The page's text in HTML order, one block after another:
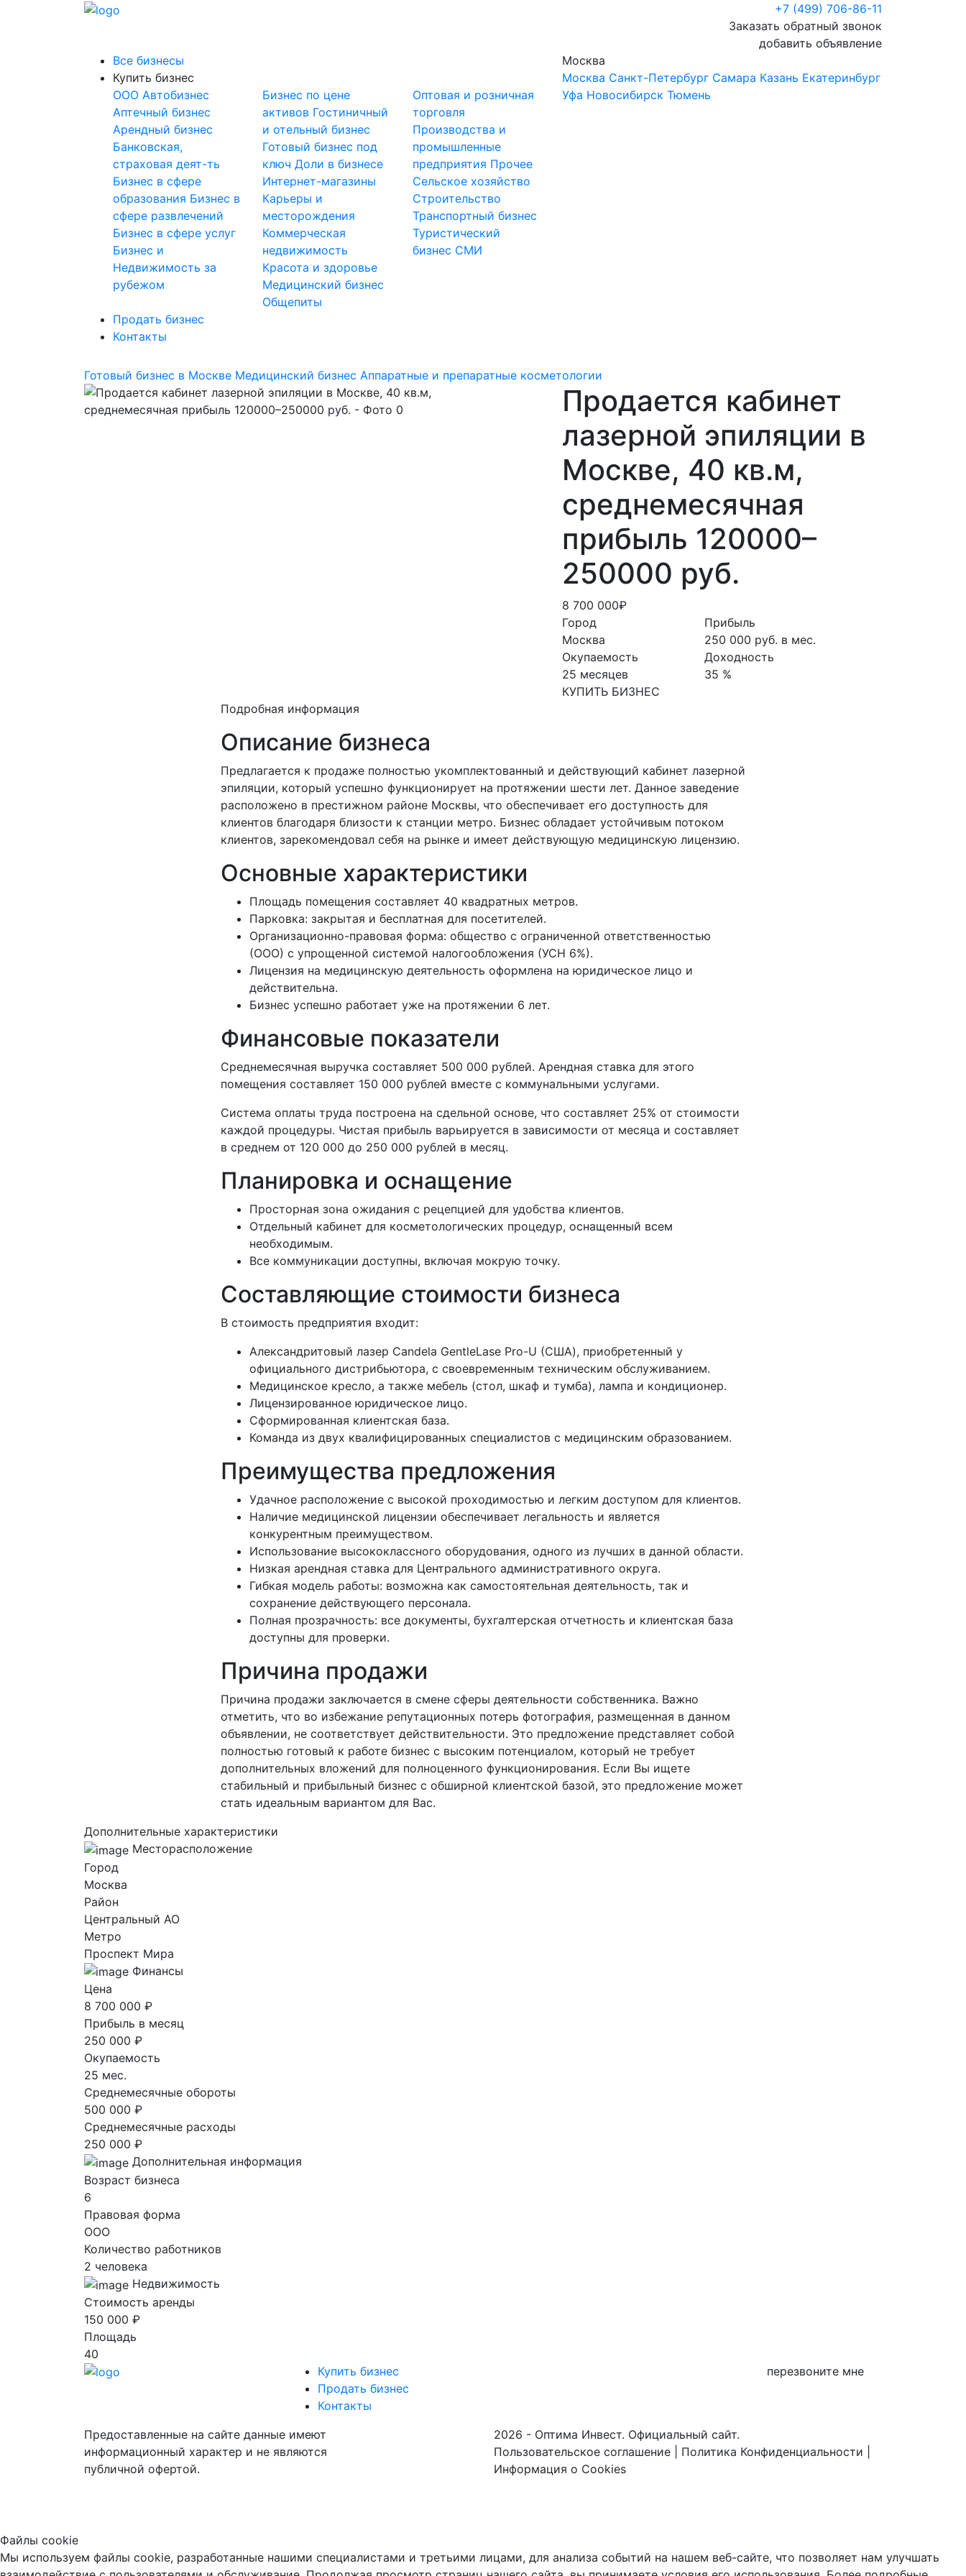
+7 (499) 706-86-11
Заказать обратный звонок
добавить объявление
Все бизнесы
Купить бизнес
OOO Автобизнес
Аптечный бизнес
Арендный бизнес
Банковская,
страховая деят-ть
Бизнес в сфере
образования Бизнес в
сфере развлечений
Бизнес в сфере услуг
Бизнес и
Недвижимость за
рубежом
Бизнес по цене
активов Гостиничный
и отельный бизнес
Готовый бизнес под
ключДоли в бизнесе
Интернет-магазины
Карьеры и
месторождения
Коммерческая
недвижимость
Красота и здоровье
Медицинский бизнес
Общепиты
Оптовая и розничная
торговля
Производства и
промышленные
предприятия Прочее
Сельское хозяйство
Строительство
Транспортный бизнес
Туристический
бизнес СМИ
Продать бизнес
Контакты
Москва
Москва Санкт-Петербург Самара Казань Екатеринбург
Уфа Новосибирск Тюмень
Готовый бизнес в Москве Медицинский бизнес Аппаратные и препаратные косметологии
Продается кабинет
лазерной эпиляции в
Москве, 40 кв.м,
среднемесячная
прибыль 120000–
250000 руб.
8 700 000₽
Город
Москва
Окупаемость
25 месяцев
КУПИТЬ БИЗНЕС
Прибыль
250 000 руб. в мес.
Доходность
35 %
Подробная информация
Описание бизнеса
Предлагается к продаже полностью укомплектованный и действующий кабинет лазерной
эпиляции, который успешно функционирует на протяжении шести лет. Данное заведение
расположено в престижном районе Москвы, что обеспечивает его доступность для
клиентов благодаря близости к станции метро. Бизнес обладает устойчивым потоком
клиентов, зарекомендовал себя на рынке и имеет действующую медицинскую лицензию.
Основные характеристики
Площадь помещения составляет 40 квадратных метров.
Парковка: закрытая и бесплатная для посетителей.
Организационно-правовая форма: общество с ограниченной ответственностью
(ООО) с упрощенной системой налогообложения (УСН 6%).
Лицензия на медицинскую деятельность оформлена на юридическое лицо и
действительна.
Бизнес успешно работает уже на протяжении 6 лет.
Финансовые показатели
Среднемесячная выручка составляет 500 000 рублей. Арендная ставка для этого
помещения составляет 150 000 рублей вместе с коммунальными услугами.
Система оплаты труда построена на сдельной основе, что составляет 25% от стоимости
каждой процедуры. Чистая прибыль варьируется в зависимости от месяца и составляет
в среднем от 120 000 до 250 000 рублей в месяц.
Планировка и оснащение
Просторная зона ожидания с рецепцией для удобства клиентов.
Отдельный кабинет для косметологических процедур, оснащенный всем
необходимым.
Все коммуникации доступны, включая мокрую точку.
Составляющие стоимости бизнеса
В стоимость предприятия входит:
Александритовый лазер Candela GentleLase Pro-U (США), приобретенный у
официального дистрибьютора, с своевременным техническим обслуживанием.
Медицинское кресло, а также мебель (стол, шкаф и тумба), лампа и кондиционер.
Лицензированное юридическое лицо.
Сформированная клиентская база.
Команда из двух квалифицированных специалистов с медицинским образованием.
Преимущества предложения
Удачное расположение с высокой проходимостью и легким доступом для клиентов.
Наличие медицинской лицензии обеспечивает легальность и является
конкурентным преимуществом.
Использование высококлассного оборудования, одного из лучших в данной области.
Низкая арендная ставка для Центрального административного округа.
Гибкая модель работы: возможна как самостоятельная деятельность, так и
сохранение действующего персонала.
Полная прозрачность: все документы, бухгалтерская отчетность и клиентская база
доступны для проверки.
Причина продажи
Причина продажи заключается в смене сферы деятельности собственника. Важно
отметить, что во избежание репутационных потерь фотография, размещенная в данном
объявлении, не соответствует действительности. Это предложение представляет собой
полностью готовый к работе бизнес с высоким потенциалом, который не требует
дополнительных вложений для полноценного функционирования. Если Вы ищете
стабильный и прибыльный бизнес с обширной клиентской базой, это предложение может
стать идеальным вариантом для Вас.
Дополнительные характеристики
Месторасположение
Город
Москва
Район
Центральный AO
Метро
Проспект Мира
Финансы
Цена
8 700 000 ₽
Прибыль в месяц
250 000 ₽
Окупаемость
25 мес.
Среднемесячные обороты
500 000 ₽
Среднемесячные расходы
250 000 ₽
Дополнительная информация
Возраст бизнеса
6
Правовая форма
ООО
Количество работников
2 человека
Недвижимость
Стоимость аренды
150 000 ₽
Площадь
40
Купить бизнес
Продать бизнес
Контакты
перезвоните мне
Предоставленные на сайте данные имеют
информационный характер и не являются
публичной офертой.
2026 - Оптима Инвест. Официальный сайт.
Пользовательское соглашение
Политика Конфиденциальности
Информация о Cookies
Файлы cookie
Мы используем файлы cookie, разработанные нашими специалистами и третьими лицами, для анализа событий на нашем веб-сайте, что позволяет нам улучшать